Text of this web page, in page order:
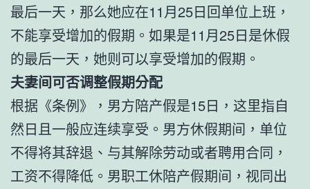
最后一天，那么她应在11月25日回单位上班，
不能享受增加的假期。如果是11月25日是休假
的最后一天，她则可以享受增加的假期。
夫妻间可否调整假期分配
根据《条例》，男方陪产假是15日，这里指自
然日且一般应连续享受。男方休假期间，单位
不得将其辞退、与其解除劳动或者聘用合同，
工资不得降低。男职工休陪产假期间，视同出